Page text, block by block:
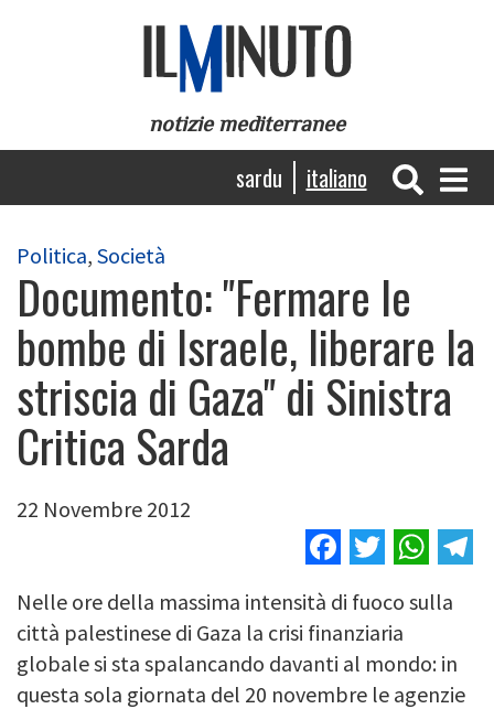
notizie mediterranee
Navigazione
principale
sardu italiano
Politica, Società
Documento: "Fermare le
bombe di Israele, liberare la
striscia di Gaza" di Sinistra
Critica Sarda
22 Novembre 2012
Facebook
Twitter
Nelle ore della massima intensità di fuoco sulla
città palestinese di Gaza la crisi finanziaria
globale si sta spalancando davanti al mondo: in
questa sola giornata del 20 novembre le agenzie